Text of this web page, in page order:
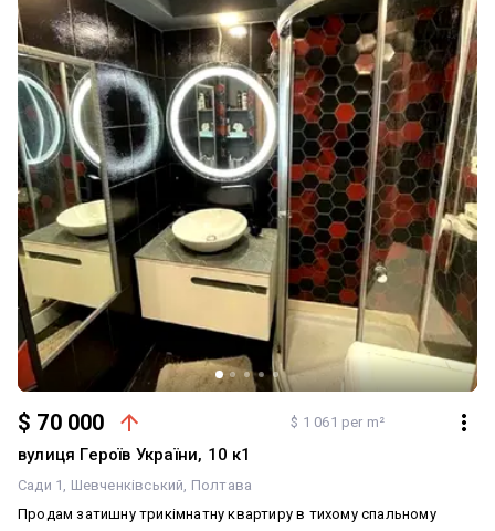
$ 70 000 $ 1 061 per m²
вулиця Героїв України, 10 к1
Сади 1 Шевченківський Полтава
Продам затишну трикімнатну квартиру в тихому спальному